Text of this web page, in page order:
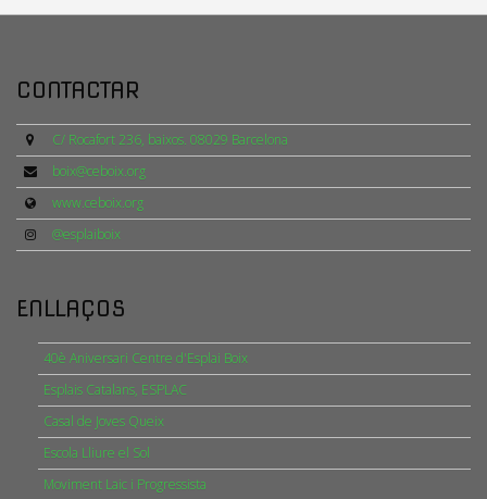
CONTACTAR
C/ Rocafort 236, baixos. 08029 Barcelona
boix@ceboix.org
www.ceboix.org
@esplaiboix
ENLLAÇOS
40è Aniversari Centre d'Esplai Boix
Esplais Catalans, ESPLAC
Casal de Joves Queix
Escola Lliure el Sol
Moviment Laic i Progressista